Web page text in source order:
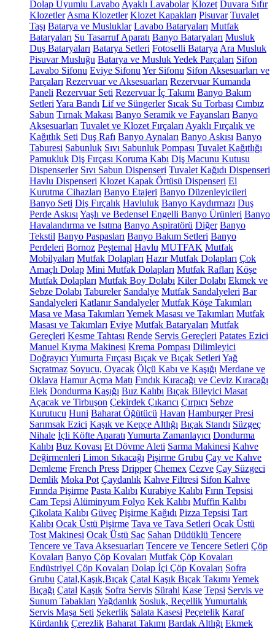
Dolap Uyumlu Lavabo Ayaklı Lavabolar Klozet Duvara Sıfır
Klozetler Asma Klozetler Klozet Kapakları Pisuvar Tuvalet
Taşı Batarya ve Musluklar Lavabo Bataryaları Mutfak
Bataryaları Su Tasarruf Aparatı Banyo Bataryaları Musluk
Duş Bataryaları Batarya Setleri Fotoselli Batarya Ara Musluk
Pisuvar Musluğu Batarya ve Musluk Yedek Parçaları Sifon
Lavabo Sifonu Eviye Sifonu Yer Sifonu Sifon Aksesuarları ve
Parçaları Rezervuar ve Aksesuarları Rezervuar Kumanda
Paneli Rezervuar Seti Rezervuar İç Takımı Banyo Bakım
Setleri Yara Bandı Lif ve Süngerler Sıcak Su Torbası Cımbız
Sabun Tırnak Makası Banyo Seramik ve Fayansları Banyo
Aksesuarları Tuvalet ve Klozet Fırçaları Ayaklı Fırçalık ve
Kağıtlık Seti Duş Rafı Banyo Aynaları Banyo Askısı Banyo
Taburesi Sabunluk Sıvı Sabunluk Pompası Tuvalet Kağıtlığı
Pamukluk Diş Fırçası Koruma Kabı Diş Macunu Kutusu
Dispenserler Sıvı Sabun Dispenseri Tuvalet Kağıdı Dispenseri
Havlu Dispenseri Klozet Kapak Örtüsü Dispenseri El
Kurutma Cihazları Banyo Etajeri Banyo Düzenleyicileri
Banyo Seti Diş Fırçalık Havluluk Banyo Kaydırmazı Duş
Perde Askısı Yaşlı ve Bedensel Engelli Banyo Ürünleri Banyo
Havalandırma ve Isıtma Banyo Aspiratörü Diğer Banyo
Tekstil Banyo Paspasları Banyo Bakım Setleri Banyo
Perdeleri Bornoz Peştemal Havlu MUTFAK Mutfak
Mobilyaları Mutfak Dolapları Hazır Mutfak Dolapları Çok
Amaçlı Dolap Mini Mutfak Dolapları Mutfak Rafları Köşe
Mutfak Dolapları Mutfak Boy Dolabı Kiler Dolabı Ekmek ve
Sebze Dolabı Tabureler Sandalye Mutfak Sandalyeleri Bar
Sandalyeleri Katlanır Sandalyeler Mutfak Köşe Takımları
Masa ve Masa Takımları Yemek Masası ve Takımları Mutfak
Masası ve Takımları Eviye Mutfak Bataryaları Mutfak
Gereçleri Kesme Tahtası Rende Servis Gereçleri Patates Ezici
Manuel Kıyma Makinesi Krema Pompası Dilimleyici
Doğrayıcı Yumurta Fırçası Bıçak ve Bıçak Setleri Yağ
Sıçratmaz Soyucu, Oyacak Ölçü Kabı ve Kaşığı Merdane ve
Oklava Hamur Açma Matı Fındık Kıracağı ve Ceviz Kıracağı
Elek Dondurma Kaşığı Buz Kalıbı Bıçak Bileyici Masat
Açacak ve Tirbuşon Çekirdek Çıkarıcı Çırpıcı Sebze
Kurutucu Huni Baharat Öğütücü Havan Hamburger Presi
Sarımsak Ezici Kaşık ve Kepçe Altlığı Bıçak Standı Süzgeç
Nihale İçli Köfte Aparatı Yumurta Zamanlayıcı Dondurma
Kalıbı Buz Kovası Et Dövme Aleti Sarma Makinesi Kahve
Değirmenleri Limon Sıkacağı Pişirme Grubu Çay ve Kahve
Demleme French Press Dripper Chemex Cezve Çay Süzgeci
Demlik Moka Pot Çaydanlık Kahve Filtresi Sifon Kahve
Fırında Pişirme Pasta Kalıbı Kurabiye Kalıbı Fırın Tepsisi
Cam Tepsi Alüminyum Folyo Kek Kalıbı Muffin Kalıbı
Çikolata Kalıbı Güveç Pişirme Kağıdı Pizza Tepsisi Tart
Kalıbı Ocak Üstü Pişirme Tava ve Tava Setleri Ocak Üstü
Tost Makinesi Ocak Üstü Sac Sahan Düdüklü Tencere
Tencere ve Tava Aksesuarları Tencere ve Tencere Setleri Çöp
Kovaları Banyo Çöp Kovaları Mutfak Çöp Kovaları
Endüstriyel Çöp Kovaları Dolap İçi Çöp Kovaları Sofra
Grubu Çatal,Kaşık,Bıçak Çatal Kaşık Bıçak Takımı Yemek
Bıçağı Çatal Kaşık Sofra Servis Sürahi Kase Tepsi Servis ve
Sunum Tabakları Yağdanlık Sosluk, ReçellikYumurtalık
Servis Maşa Seti Şekerlik Salata Kasesi Peçetelik Karaf
Kürdanlık Çerezlik Baharat Takımı Bardak Altlığı Ekmek